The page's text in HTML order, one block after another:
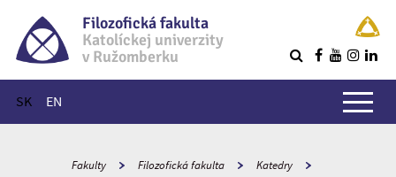
Filozofická fakulta
Katolíckej univerzity
v Ružomberku
SK EN
Hlavné menu
Fakulty Filozofická fakulta
Katedry